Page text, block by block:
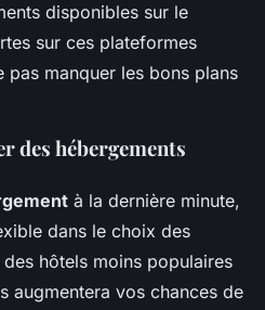
disponibles sur le
sur ces plateformes
pas manquer les bons plans
des hébergements
à la dernière minute,
dans le choix des
hôtels moins populaires
augmentera vos chances de